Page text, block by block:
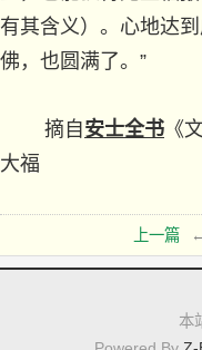
有其含义）。心地达
佛，也圆满了。 ”
摘自 安士全书 《
大福
上一篇 ←
本